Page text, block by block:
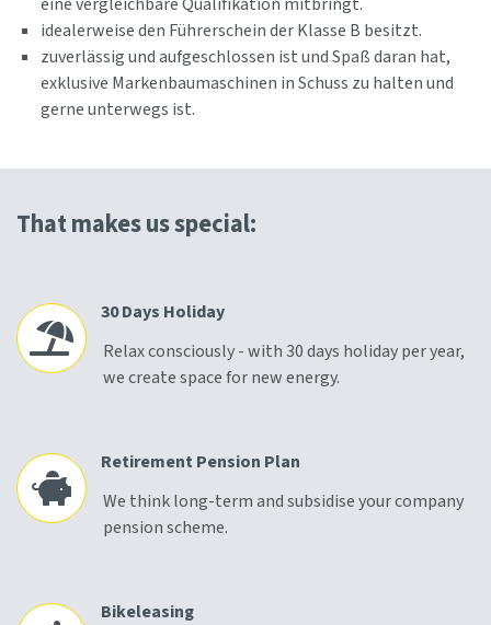
idealerweise den Führerschein der Klasse B besitzt.
zuverlässig und aufgeschlossen ist und Spaß daran hat,
exklusive Markenbaumaschinen in Schuss zu halten und
gerne unterwegs ist.
That makes us special:
30 Days Holiday
Relax consciously - with 30 days holiday per year,
we create space for new energy.
Retirement Pension Plan
We think long-term and subsidise your company
pension scheme.
Bikeleasing